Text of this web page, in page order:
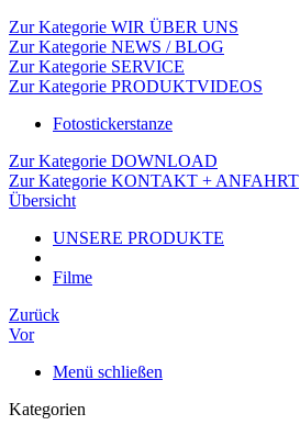
Zur Kategorie WIR ÜBER UNS
Zur Kategorie NEWS / BLOG
Zur Kategorie SERVICE
Zur Kategorie PRODUKTVIDEOS
Fotostickerstanze
Zur Kategorie DOWNLOAD
Zur Kategorie KONTAKT + ANFAHRT
Übersicht
UNSERE PRODUKTE
Filme
Zurück
Vor
Menü schließen
Kategorien